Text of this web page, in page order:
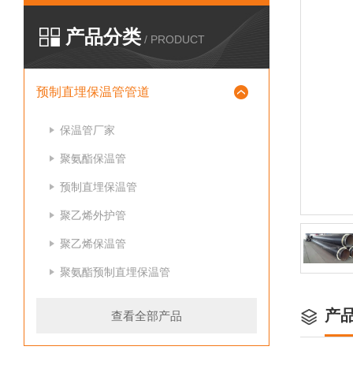
产品分类 / PRODUCT
预制直埋保温管管道
保温管厂家
聚氨酯保温管
预制直埋保温管
聚乙烯外护管
聚乙烯保温管
聚氨酯预制直埋保温管
查看全部产品 产